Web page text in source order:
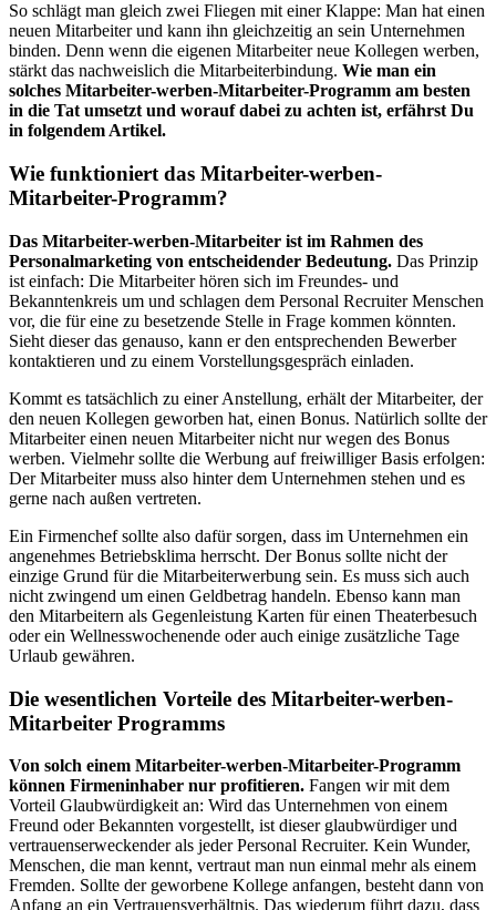
So schlägt man gleich zwei Fliegen mit einer Klappe: Man hat einen
neuen Mitarbeiter und kann ihn gleichzeitig an sein Unternehmen
binden. Denn wenn die eigenen Mitarbeiter neue Kollegen werben,
stärkt das nachweislich die Mitarbeiterbindung. Wie man ein
solches Mitarbeiter-werben-Mitarbeiter-Programm am besten
in die Tat umsetzt und worauf dabei zu achten ist, erfährst Du
in folgendem Artikel.
Wie funktioniert das Mitarbeiter-werben-
Mitarbeiter-Programm?
Das Mitarbeiter-werben-Mitarbeiter ist im Rahmen des
Personalmarketing von entscheidender Bedeutung. Das Prinzip
ist einfach: Die Mitarbeiter hören sich im Freundes- und
Bekanntenkreis um und schlagen dem Personal Recruiter Menschen
vor, die für eine zu besetzende Stelle in Frage kommen könnten.
Sieht dieser das genauso, kann er den entsprechenden Bewerber
kontaktieren und zu einem Vorstellungsgespräch einladen.
Kommt es tatsächlich zu einer Anstellung, erhält der Mitarbeiter, der
den neuen Kollegen geworben hat, einen Bonus. Natürlich sollte der
Mitarbeiter einen neuen Mitarbeiter nicht nur wegen des Bonus
werben. Vielmehr sollte die Werbung auf freiwilliger Basis erfolgen:
Der Mitarbeiter muss also hinter dem Unternehmen stehen und es
gerne nach außen vertreten.
Ein Firmenchef sollte also dafür sorgen, dass im Unternehmen ein
angenehmes Betriebsklima herrscht. Der Bonus sollte nicht der
einzige Grund für die Mitarbeiterwerbung sein. Es muss sich auch
nicht zwingend um einen Geldbetrag handeln. Ebenso kann man
den Mitarbeitern als Gegenleistung Karten für einen Theaterbesuch
oder ein Wellnesswochenende oder auch einige zusätzliche Tage
Urlaub gewähren.
Die wesentlichen Vorteile des Mitarbeiter-werben-
Mitarbeiter Programms
Von solch einem Mitarbeiter-werben-Mitarbeiter-Programm
können Firmeninhaber nur profitieren. Fangen wir mit dem
Vorteil Glaubwürdigkeit an: Wird das Unternehmen von einem
Freund oder Bekannten vorgestellt, ist dieser glaubwürdiger und
vertrauenserweckender als jeder Personal Recruiter. Kein Wunder,
Menschen, die man kennt, vertraut man nun einmal mehr als einem
Fremden. Sollte der geworbene Kollege anfangen, besteht dann von
Anfang an ein Vertrauensverhältnis. Das wiederum führt dazu, dass